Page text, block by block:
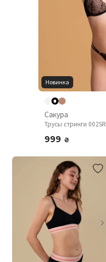
Новинка
Сакура
Трусы стринги 002SR
999 ₴